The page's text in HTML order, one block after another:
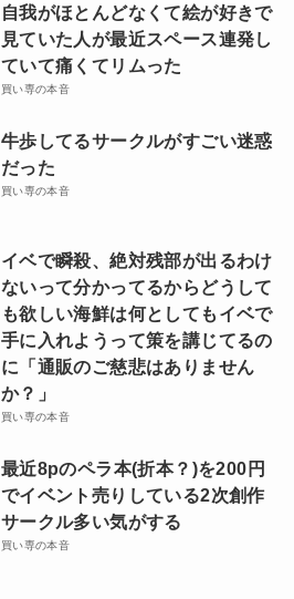
自我がほとんどなくて絵が好きで
見ていた人が最近スペース連発し
ていて痛くてリムった
買い専の本音
牛歩してるサークルがすごい迷惑
だった
買い専の本音
イベで瞬殺、絶対残部が出るわけ
ないって分かってるからどうして
も欲しい海鮮は何としてもイベで
手に入れようって策を講じてるの
に「通販のご慈悲はありません
か？」
買い専の本音
最近8pのペラ本(折本？)を200円
でイベント売りしている2次創作
サークル多い気がする
買い専の本音